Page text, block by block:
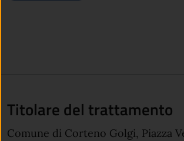
Titolare del trattamento
Comune di Corteno Golgi, Piazza